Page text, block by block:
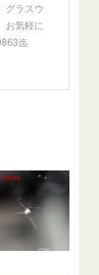
グラスウ
お気軽に
迄